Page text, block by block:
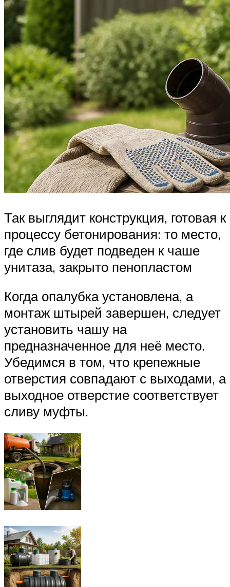
Так выглядит конструкция, готовая к
процессу бетонирования: то место,
где слив будет подведен к чаше
унитаза, закрыто пенопластом
Когда опалубка установлена, а
монтаж штырей завершен, следует
установить чашу на
предназначенное для неё место.
Убедимся в том, что крепежные
отверстия совпадают с выходами, а
выходное отверстие соответствует
сливу муфты.